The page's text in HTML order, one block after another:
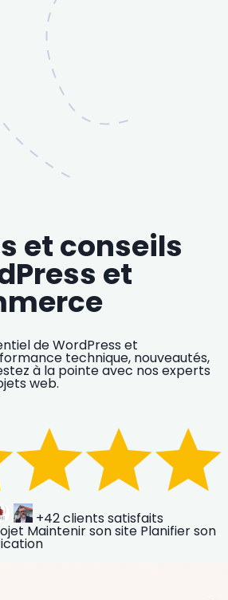
et conseils
et
de WordPress et
technique, nouveautés,
à la pointe avec nos experts
web.
+42clients satisfaits
Maintenir son site Planifier son